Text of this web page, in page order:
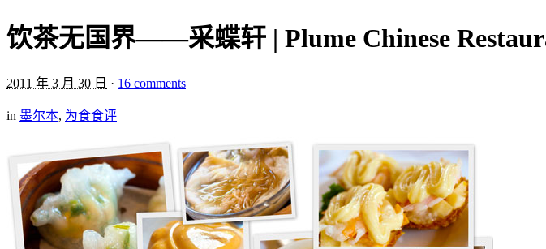
饮茶无国界——采蝶轩 | Plume Chinese
2011 年 3 月 30 日 · 16 comments
in 墨尔本, 为食食评